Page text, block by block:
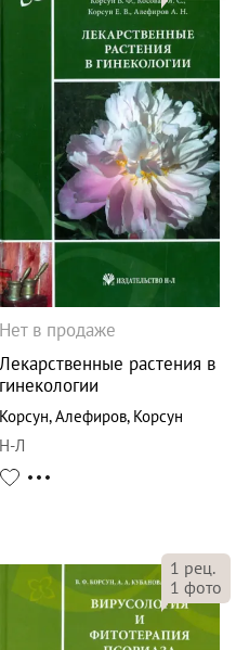
Нет в продаже
Лекарственные растения в
гинекологии
Корсун,Алефиров, Корсун
Н-Л
1 рец.
1 фото